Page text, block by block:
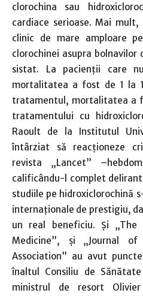
clorochina sau
cardiace serioase. Mai
clinic de mare amploare
clorochinei asupra
sistat. La pacienţii care
mortalitatea a fost de 1 la
tratamentul, mortalitatea a
tratamentului cu
Raoult de la Institutul
întârziat să reacţioneze
revista „Lancet”
calificându-l complet
studiile pe hidroxiclorochină
internaţionale de prestigiu,
un real beneficiu. Şi „The
Medicine”, şi „Journal of
Association” au avut
înaltul Consiliu de
ministrul de resort